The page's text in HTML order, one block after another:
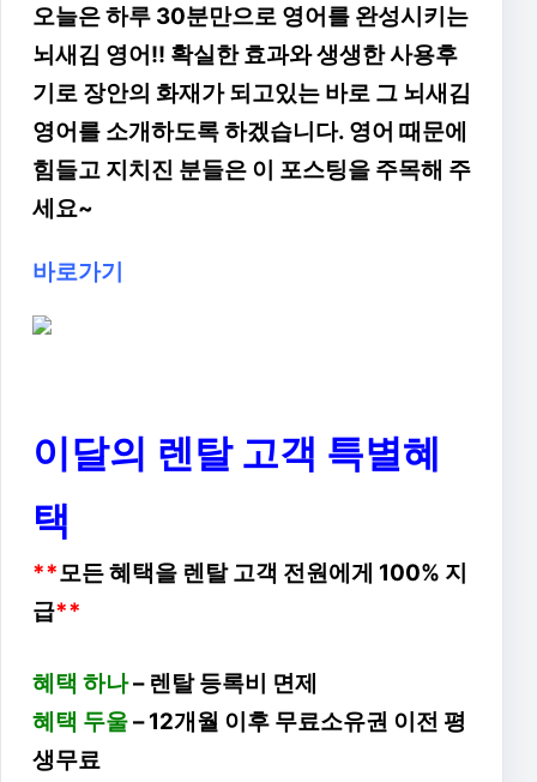
오늘은 하루 30분만으로 영어를 완성시키는
뇌새김 영어!! 확실한 효과와 생생한 사용후
기로 장안의 화재가 되고있는 바로 그 뇌새김
영어를 소개하도록 하겠습니다. 영어 때문에
힘들고 지치진 분들은 이 포스팅을 주목해 주
세요~
바로가기
이달의 렌탈 고객 특별혜
택
**모든 혜택을 렌탈 고객 전원에게 100% 지
급**
혜택 하나– 렌탈 등록비 면제
혜택 두울– 12개월 이후 무료소유권 이전 평
생무료